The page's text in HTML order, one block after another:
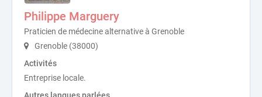
Philippe Marguery
Praticien de médecine alternative à Grenoble
Grenoble (38000)
Activités
Entreprise locale.
Autres langues parlées